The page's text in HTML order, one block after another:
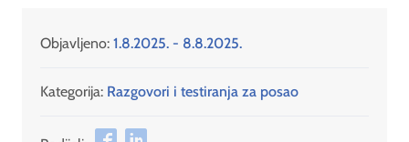
Objavljeno: 1.8.2025. - 8.8.2025.
Kategorija: Razgovori i testiranja za posao